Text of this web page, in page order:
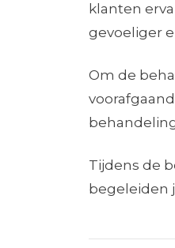
klanten
gevoeliger
Om de
Tijdens de
begeleiden